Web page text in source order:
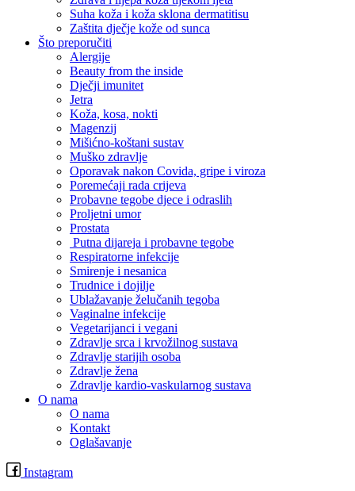
Suha koža i koža sklona dermatitisu
Zaštita dječje kože od sunca
Što preporučiti
Alergije
Beauty from the inside
Dječji imunitet
Jetra
Koža, kosa, nokti
Magenzij
Mišićno-koštani sustav
Muško zdravlje
Oporavak nakon Covida, gripe i viroza
Poremećaji rada crijeva
Probavne tegobe djece i odraslih
Proljetni umor
Prostata
Putna dijareja i probavne tegobe
Respiratorne infekcije
Smirenje i nesanica
Trudnice i dojilje
Ublažavanje želučanih tegoba
Vaginalne infekcije
Vegetarijanci i vegani
Zdravlje srca i krvožilnog sustava
Zdravlje starijih osoba
Zdravlje žena
Zdravlje kardio-vaskularnog sustava
O nama
O nama
Kontakt
Oglašavanje
Instagram